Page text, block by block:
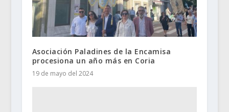
Asociación Paladines de la Encamisa
procesiona un año más en Coria
19 de mayo del 2024